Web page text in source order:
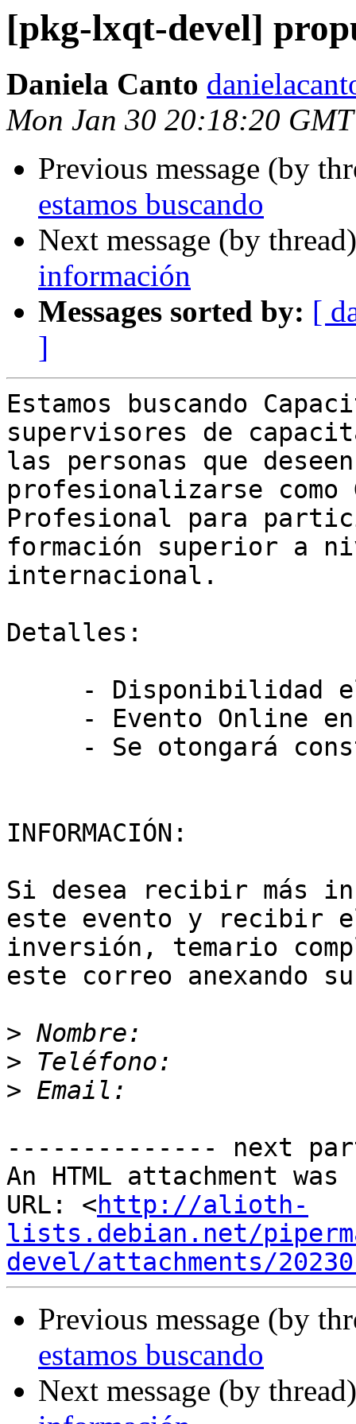
[pkg-lxqt-devel]
Daniela Canto
Mon Jan 30 20:18:20
Previous message (by
estamos buscando
Next message (by
información
Messages sorted by: [
]
Estamos buscando
supervisores de
las personas que
profesionalizarse como
Profesional para
formación superior a
internacional.
Detalles:
INFORMACIÓN:
Si desea recibir más
este evento y recibir
inversión, temario
este correo anexando
>
>
>
-------------- next
An HTML attachment
URL: <http://alioth-
lists.debian.net/
devel/attachments/
Previous message (by
estamos buscando
Next message (by